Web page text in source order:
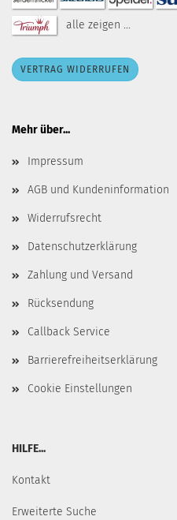
alle zeigen ...
VERTRAG WIDERRUFEN
Mehr über...
Impressum
AGB und Kundeninformation
Widerrufsrecht
Datenschutzerklärung
Zahlung und Versand
Rücksendung
Callback Service
Barrierefreiheitserklärung
Cookie Einstellungen
HILFE...
Kontakt
Erweiterte Suche